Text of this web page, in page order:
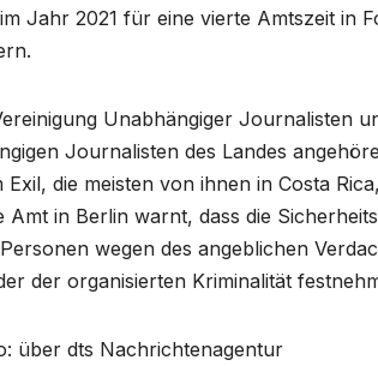
Jahr 2021 für eine vierte Amtszeit in
Unabhängiger Journalisten
Journalisten des Landes
Exil, die meisten von ihnen in Costa
Amt in Berlin warnt, dass die
wegen des angeblichen
der organisierten Kriminalität
über dts Nachrichtenagentur